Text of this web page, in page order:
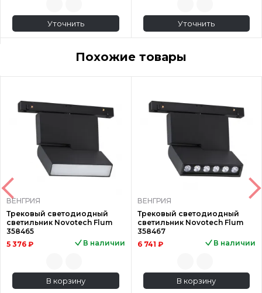
Уточнить Уточнить
Похожие товары
ВЕНГРИЯ
Трековый светодиодный
светильник Novotech Flum
358465
5 376 ₽
В наличии
В корзину
ВЕНГРИЯ
Трековый светодиодный
светильник Novotech Flum
358467
6 741 ₽
В наличии
В корзину